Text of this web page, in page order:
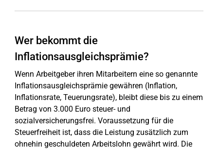
Wer bekommt die
Inflationsausgleichsprämie?
Wenn Arbeitgeber ihren Mitarbeitern eine so genannte
Inflationsausgleichsprämie gewähren (Inflation,
Inflationsrate, Teuerungsrate), bleibt diese bis zu einem
Betrag von 3.000 Euro steuer- und
sozialversicherungsfrei. Voraussetzung für die
Steuerfreiheit ist, dass die Leistung zusätzlich zum
ohnehin geschuldeten Arbeitslohn gewährt wird. Die